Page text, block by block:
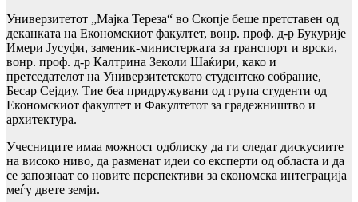
Универзитетот „Мајка Тереза“ во Скопје беше претставен од
деканката на Економскиот факултет, вонр. проф. д-р Букурије
Имери Јусуфи, заменик-министерката за транспорт и врски,
вонр. проф. д-р Калтрина Зеколи Шаќири, како и
претседателот на Универзитетското студентско собрание,
Бесар Сејдиу. Тие беа придружувани од група студенти од
Економскиот факултет и Факултетот за градежништво и
архитектура.
Учесниците имаа можност одблиску да ги следат дискусиите
на високо ниво, да разменат идеи со експерти од областа и да
се запознаат со новите перспективи за економска интеграција
меѓу двете земји.